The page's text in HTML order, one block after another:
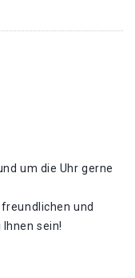
um die Uhr gerne
und
sein!